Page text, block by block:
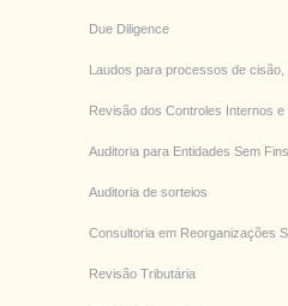
Due Diligence
Laudos para processos de
Revisão dos Controles Internos e
Auditoria para Entidades Sem
Auditoria de sorteios
Consultoria em Reorganizações
Revisão Tributária